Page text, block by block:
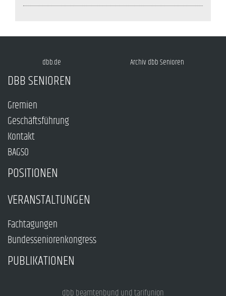
dbb.de Archiv dbb Senioren
DBB SENIOREN
Gremien
Geschäftsführung
Kontakt
BAGSO
POSITIONEN
VERANSTALTUNGEN
Fachtagungen
Bundesseniorenkongress
PUBLIKATIONEN
dbb beamtenbund und tarifunion